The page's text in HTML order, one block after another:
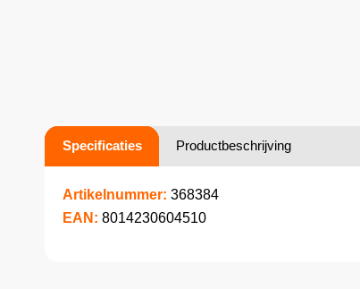
Specificaties Productbeschrijving
Artikelnummer: 368384
EAN: 8014230604510